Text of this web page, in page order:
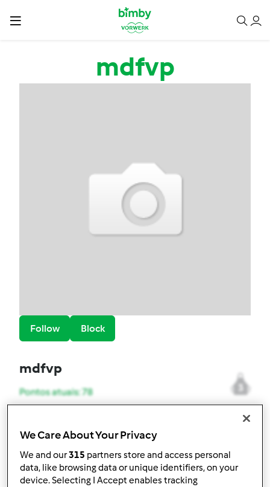
Passar para o conteúdo principal
mdfvp
Follow Block
mdfvp
3
Pontos atuais: 78
Receitas mais comentada
We Care About Your Privacy
We and our315 partners store and access personal
data, like browsing data or unique identifiers, on your
device. Selecting I Accept enables tracking